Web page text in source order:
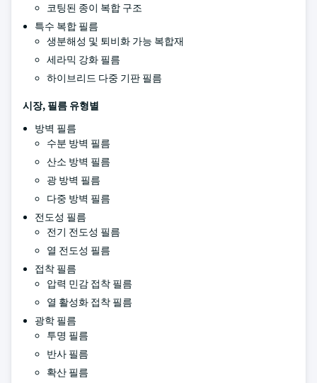
코팅된 종이 복합 구조
특수 복합 필름
생분해성 및 퇴비화 가능 복합재
세라믹 강화 필름
하이브리드 다중 기판 필름
시장, 필름 유형별
방벽 필름
수분 방벽 필름
산소 방벽 필름
광 방벽 필름
다중 방벽 필름
전도성 필름
전기 전도성 필름
열 전도성 필름
접착 필름
압력 민감 접착 필름
열 활성화 접착 필름
광학 필름
투명 필름
반사 필름
확산 필름